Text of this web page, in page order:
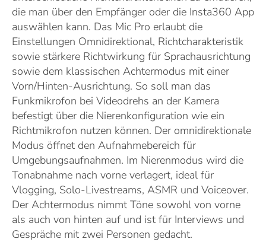
die man über den Empfänger oder die Insta360 App
auswählen kann. Das Mic Pro erlaubt die
Einstellungen Omnidirektional, Richtcharakteristik
sowie stärkere Richtwirkung für Sprachausrichtung
sowie dem klassischen Achtermodus mit einer
Vorn/Hinten-Ausrichtung. So soll man das
Funkmikrofon bei Videodrehs an der Kamera
befestigt über die Nierenkonfiguration wie ein
Richtmikrofon nutzen können. Der omnidirektionale
Modus öffnet den Aufnahmebereich für
Umgebungsaufnahmen. Im Nierenmodus wird die
Tonabnahme nach vorne verlagert, ideal für
Vlogging, Solo-Livestreams, ASMR und Voiceover.
Der Achtermodus nimmt Töne sowohl von vorne
als auch von hinten auf und ist für Interviews und
Gespräche mit zwei Personen gedacht.